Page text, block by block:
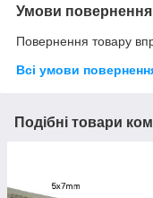
Умови повернення
Повернення товару
Всі умови
Подібні товари